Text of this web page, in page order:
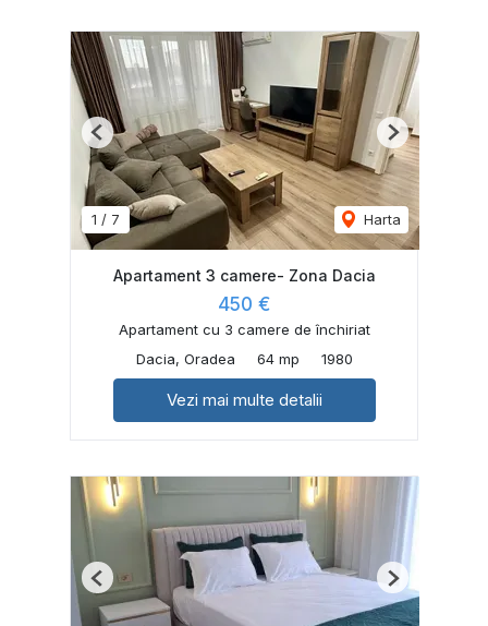
1 / 7 Harta
Previous Next
Apartament 3 camere- Zona Dacia
450 €
Apartament cu 3 camere de închiriat
Dacia, Oradea
64 mp 1980
Vezi mai multe detalii
Previous Next